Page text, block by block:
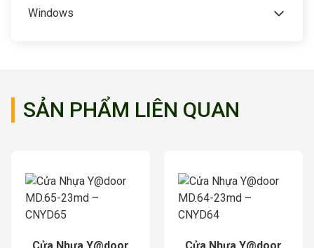
Windows
SẢN PHẨM LIÊN QUAN